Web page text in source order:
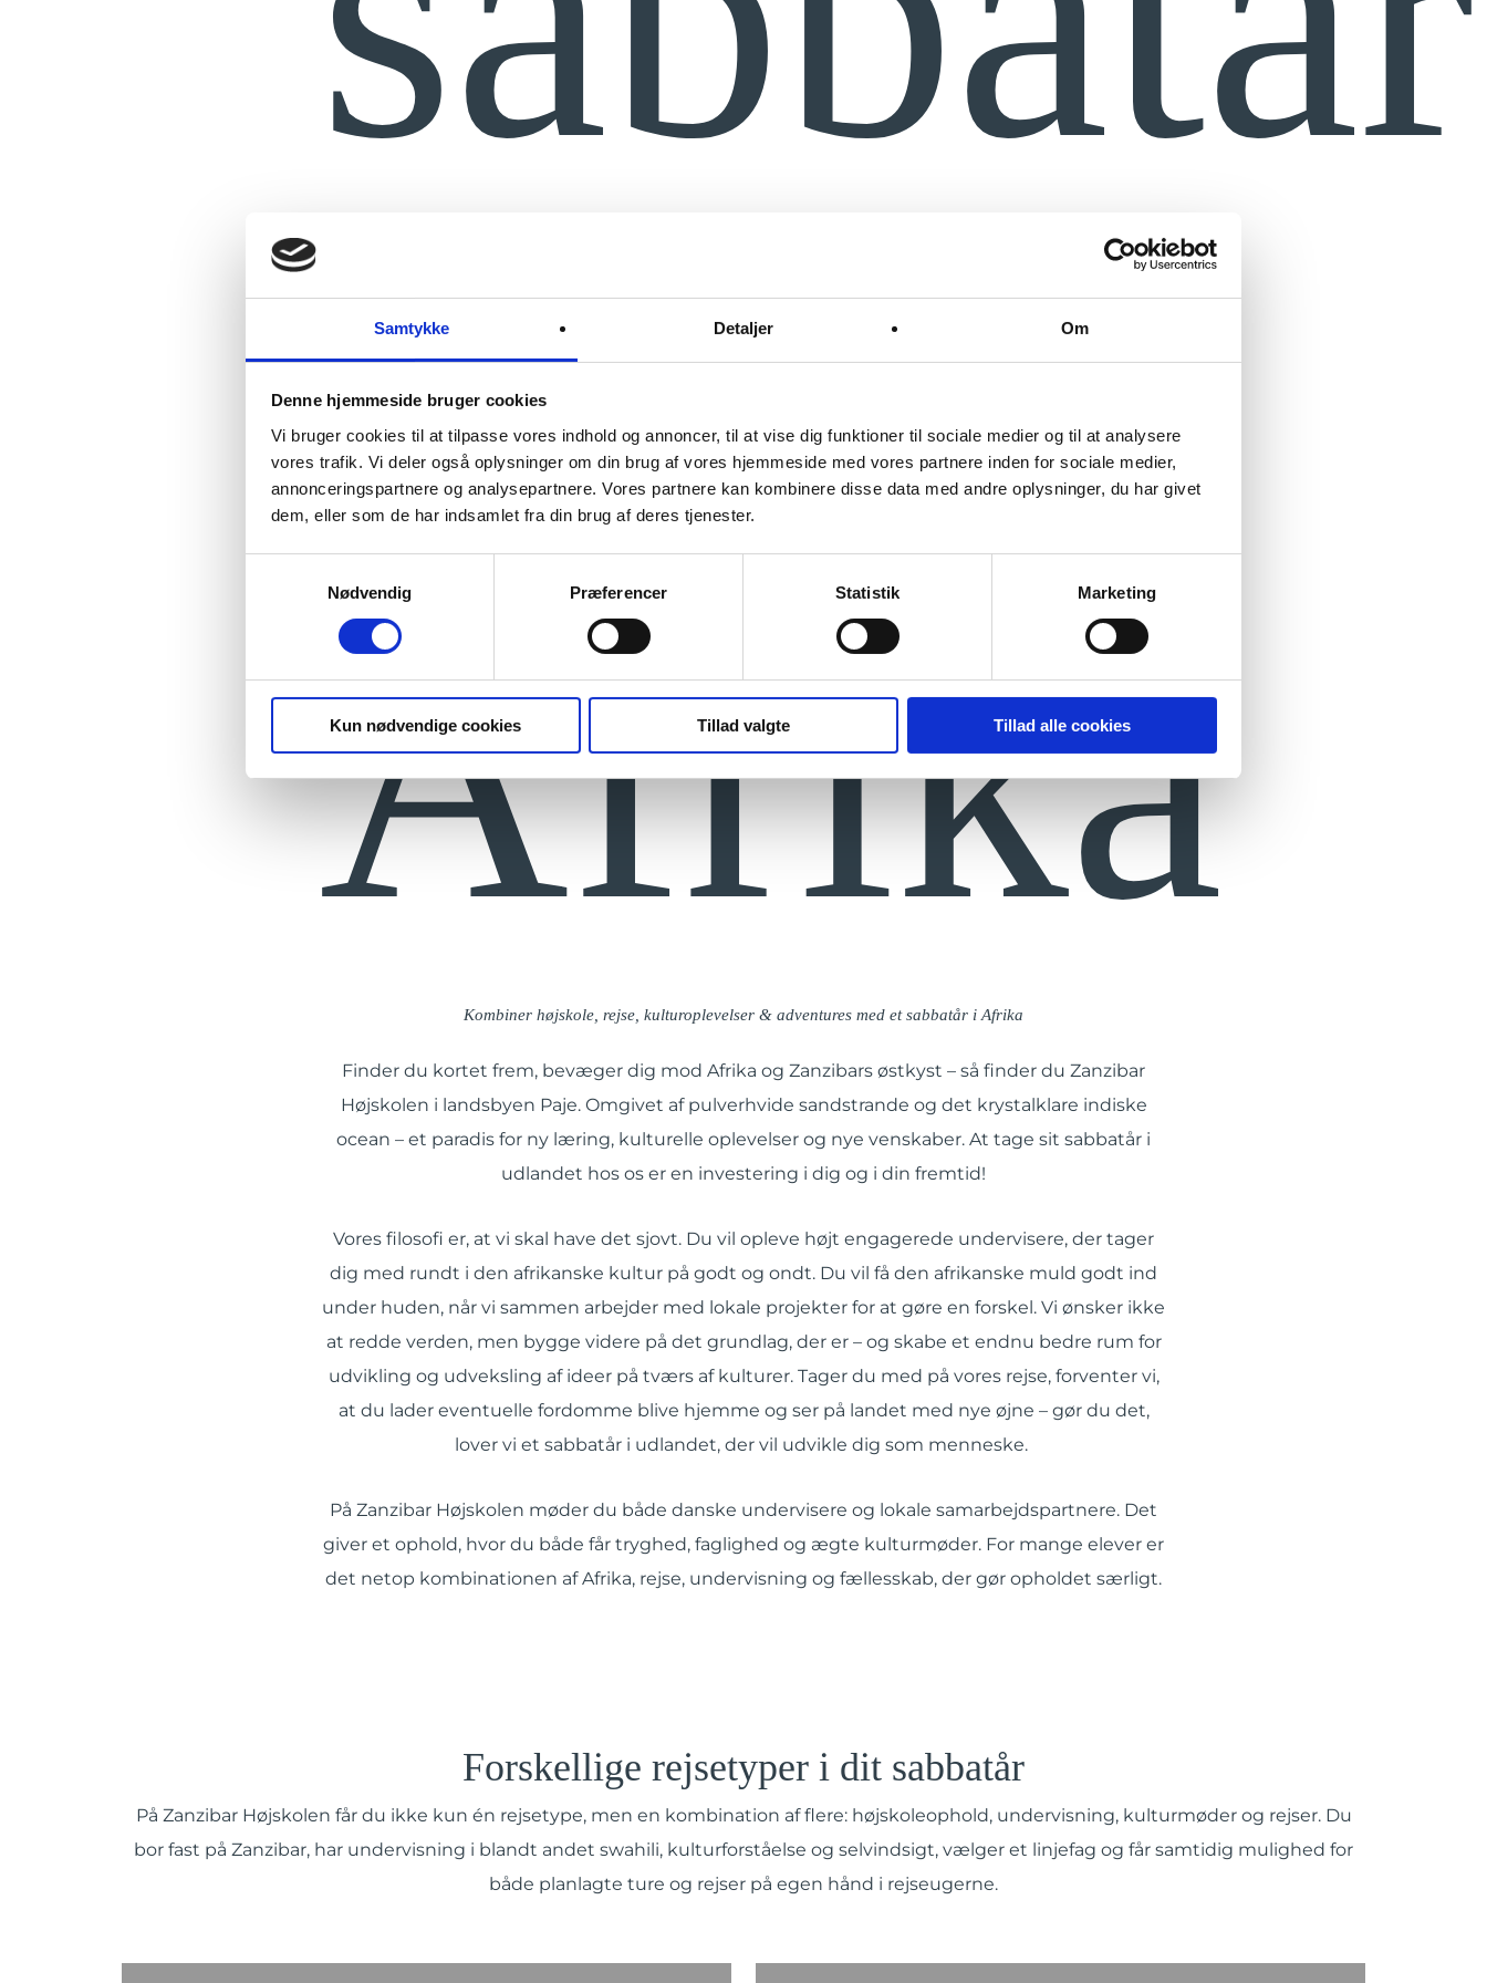
Samtykke Detaljer Om
Denne hjemmeside bruger cookies
Vi bruger cookies til at tilpasse vores indhold og annoncer, til at vise dig funktioner til sociale medier og til at analysere
vores trafik. Vi deler også oplysninger om din brug af vores hjemmeside med vores partnere inden for sociale medier,
annonceringspartnere og analysepartnere. Vores partnere kan kombinere disse data med andre oplysninger, du har givet
dem, eller som de har indsamlet fra din brug af deres tjenester.
Nødvendig
Præferencer Statistik Marketing
Kun nødvendige cookies Tillad valgte Tillad alle cookies
i
Afrika
Kombiner højskole, rejse, kulturoplevelser & adventures med et sabbatår i Afrika
Finder du kortet frem, bevæger dig mod Afrika og Zanzibars østkyst – så finder du Zanzibar
Højskolen i landsbyen Paje. Omgivet af pulverhvide sandstrande og det krystalklare indiske
ocean – et paradis for ny læring, kulturelle oplevelser og nye venskaber. At tage sit sabbatår i
udlandet hos os er en investering i dig og i din fremtid!
Vores filosofi er, at vi skal have det sjovt. Du vil opleve højt engagerede undervisere, der tager
dig med rundt i den afrikanske kultur på godt og ondt. Du vil få den afrikanske muld godt ind
under huden, når vi sammen arbejder med lokale projekter for at gøre en forskel. Vi ønsker ikke
at redde verden, men bygge videre på det grundlag, der er – og skabe et endnu bedre rum for
udvikling og udveksling af ideer på tværs af kulturer. Tager du med på vores rejse, forventer vi,
at du lader eventuelle fordomme blive hjemme og ser på landet med nye øjne – gør du det,
lover vi et sabbatår i udlandet, der vil udvikle dig som menneske.
På Zanzibar Højskolen møder du både danske undervisere og lokale samarbejdspartnere. Det
giver et ophold, hvor du både får tryghed, faglighed og ægte kulturmøder. For mange elever er
det netop kombinationen af Afrika, rejse, undervisning og fællesskab, der gør opholdet særligt.
Forskellige rejsetyper i dit sabbatår
På Zanzibar Højskolen får du ikke kun én rejsetype, men en kombination af flere: højskoleophold, undervisning, kulturmøder og rejser. Du
bor fast på Zanzibar, har undervisning i blandt andet swahili, kulturforståelse og selvindsigt, vælger et linjefag og får samtidig mulighed for
både planlagte ture og rejser på egen hånd i rejseugerne.